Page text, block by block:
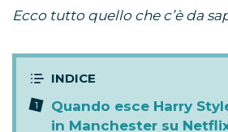
Ecco tutto quello che c’è da
Quando esce Harry
in Manchester su